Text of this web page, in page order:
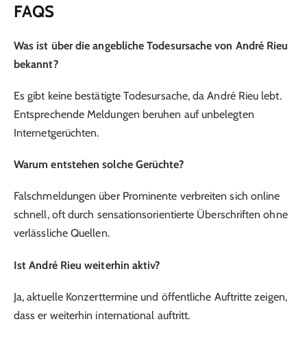
FAQS
Was ist über die angebliche Todesursache von André Rieu
bekannt?
Es gibt keine bestätigte Todesursache, da André Rieu lebt.
Entsprechende Meldungen beruhen auf unbelegten
Internetgerüchten.
Warum entstehen solche Gerüchte?
Falschmeldungen über Prominente verbreiten sich online
schnell, oft durch sensationsorientierte Überschriften ohne
verlässliche Quellen.
Ist André Rieu weiterhin aktiv?
Ja, aktuelle Konzerttermine und öffentliche Auftritte zeigen,
dass er weiterhin international auftritt.